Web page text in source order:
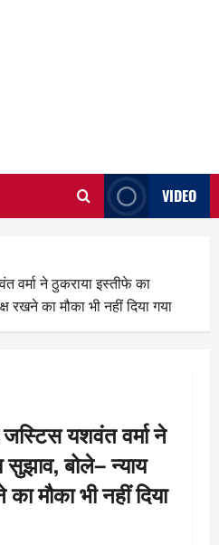
VIDEO
वर्मा ने ठुकराया इस्तीफे का
रखने का मौका भी नहीं दिया गया
जस्टिस यशवंत वर्मा ने
बोले– न्याय
मौका भी नहीं दिया